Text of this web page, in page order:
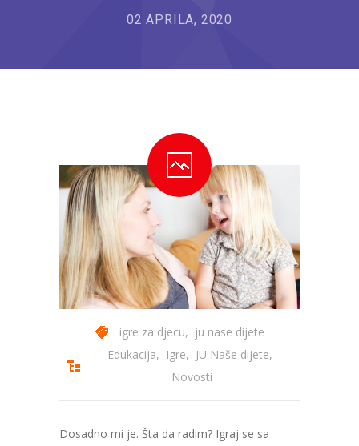
---- Poletarac
---- Zvončica
-- Stručni tim
-- Galerija
-- Dokumenti
-- Javne nabavke
02 APRILA, 2020
igre za djecu, ju nase dijete
Edukacija, Igre, JU Naše dijete,
Novosti
Dosadno mi je. Šta da radim? Igraj se sa